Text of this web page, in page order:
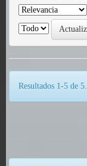
Resultados 1-5 de 5.